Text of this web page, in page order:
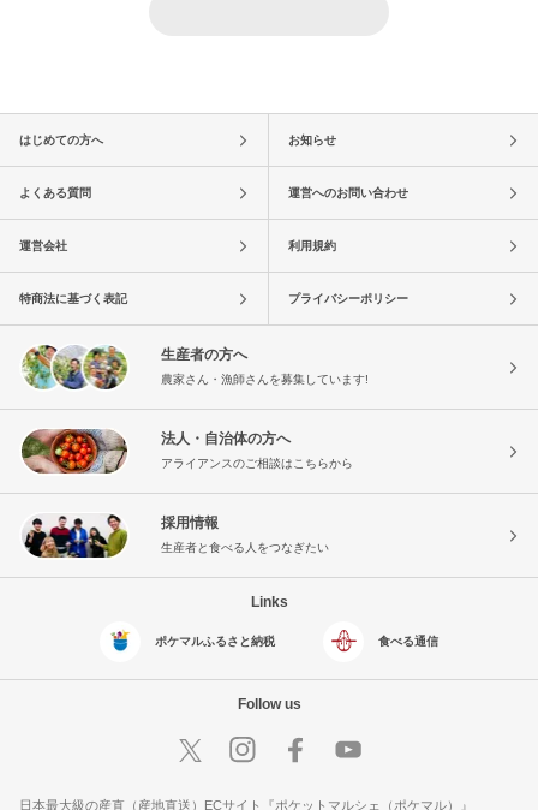
はじめての方へ お知らせ
よくある質問 運営へのお問い合わせ
運営会社 利用規約
特商法に基づく表記 プライバシーポリシー
生産者の方へ
農家さん・漁師さんを募集しています!
法人・自治体の方へ
アライアンスのご相談はこちらから
採用情報
生産者と食べる人をつなぎたい
Links
ポケマルふるさと納税 食べる通信
Follow us
日本最大級の産直（産地直送）ECサイト『ポケットマルシェ（ポケマル）』